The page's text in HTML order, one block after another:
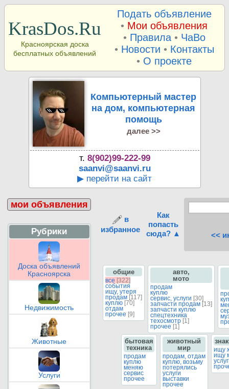
KrasDos.Ru
Красноярская доска
бесплатных объявлений
Подать объявление
• Мои объявления
• Правила• ЧаВо
• Новости • Контакты
• О проекте
Компьютерный мастер
на дом, компьютерная
помощь
далее >>
т. 8(902)99-222-99
saanvi@saanvi.ru
▶ перейти на сайт
мои объявления
Рубрики
Доска объявлений
Красноярска
Недвижимость
Животные
Услуги
в
избранное
Как
попасть
сюда? ▲
<<
общие
все [322]
события
ищу, утеря
продам [117]
куплю [70]
отдам
прочее [9]
авто,
мото
продам
куплю
сервис, услуги [30]
запчасти продам [13]
запчасти куплю
спецтехника
техосмотр [1]
прочее [1]
бытовая
техника
продам
куплю
меняю
сервис
прочее
животный
мир
продам, отдам
куплю, возьму
потерялись
услуги
выставки
прочее
ищу
ищу